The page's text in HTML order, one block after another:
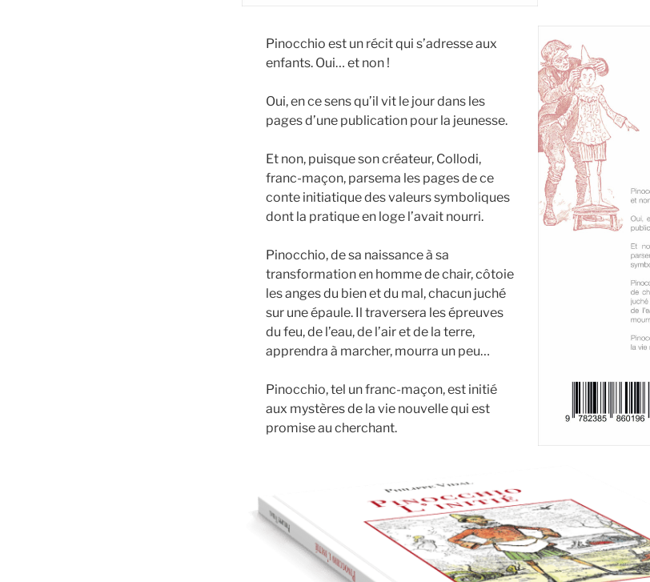
Pinocchio est un récit qui s’adresse aux
enfants. Oui… et non !
Oui, en ce sens qu’il vit le jour dans les
pages d’une publication pour la jeunesse.
Et non, puisque son créateur, Collodi,
franc-maçon, parsema les pages de ce
conte initiatique des valeurs symboliques
dont la pratique en loge l’avait nourri.
Pinocchio, de sa naissance à sa
transformation en homme de chair, côtoie
les anges du bien et du mal, chacun juché
sur une épaule. Il traversera les épreuves
du feu, de l’eau, de l’air et de la terre,
apprendra à marcher, mourra un peu…
Pinocchio, tel un franc-maçon, est initié
aux mystères de la vie nouvelle qui est
promise au cherchant.